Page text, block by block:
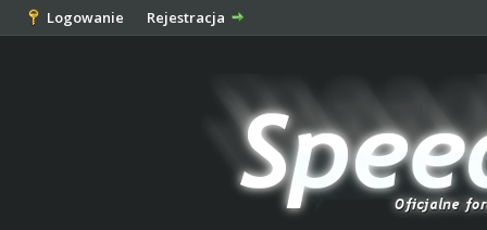
Logowanie Rejestracja